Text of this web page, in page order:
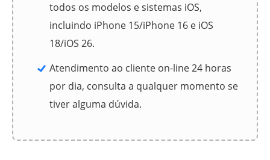
todos os modelos e sistemas iOS,
incluindo iPhone 15/iPhone 16 e iOS
18/iOS 26.
Atendimento ao cliente on-line 24 horas
por dia, consulta a qualquer momento se
tiver alguma dúvida.